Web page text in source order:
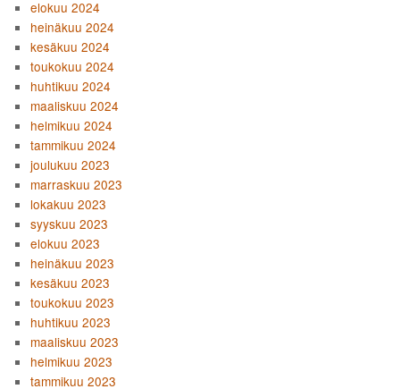
elokuu 2024
heinäkuu 2024
kesäkuu 2024
toukokuu 2024
huhtikuu 2024
maaliskuu 2024
helmikuu 2024
tammikuu 2024
joulukuu 2023
marraskuu 2023
lokakuu 2023
syyskuu 2023
elokuu 2023
heinäkuu 2023
kesäkuu 2023
toukokuu 2023
huhtikuu 2023
maaliskuu 2023
helmikuu 2023
tammikuu 2023